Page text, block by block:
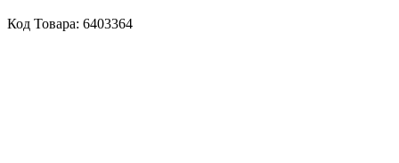
Код Товара: 6403364